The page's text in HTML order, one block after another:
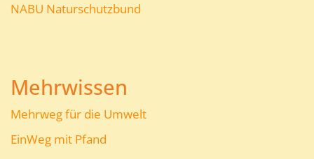
NABU Naturschutzbund
Mehrwissen
Mehrweg für die Umwelt
EinWeg mit Pfand